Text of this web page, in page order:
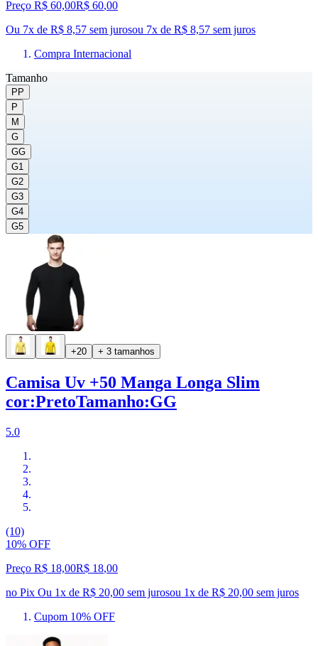
Preço R$ 60,00R$ 60,00
Ou 7x de R$ 8,57 sem jurosou 7x de R$ 8,57 sem juros
Compra Internacional
Tamanho
PP
P
M
G
GG
G1
G2
G3
G4
G5
+20 + 3 tamanhos
Camisa Uv +50 Manga Longa Slim
cor:PretoTamanho:GG
5.0
(10)
10% OFF
Preço R$ 18,00R$ 18,00
no Pix Ou 1x de R$ 20,00 sem jurosou 1x de R$ 20,00 sem juros
Cupom 10% OFF